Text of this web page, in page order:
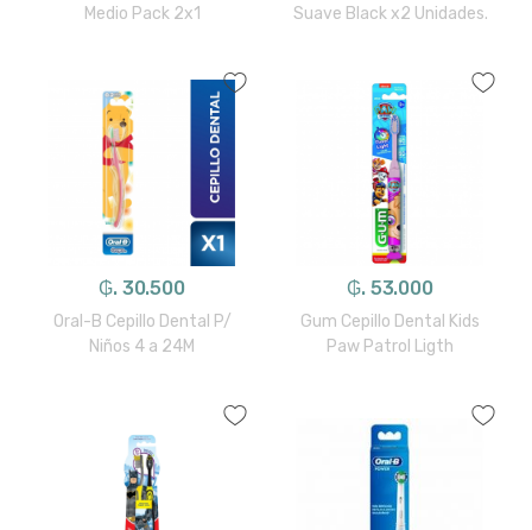
Medio Pack 2x1
Suave Black x2 Unidades.
₲. 30.500
Oral-B Cepillo Dental P/
Niños 4 a 24M
₲. 53.000
Gum Cepillo Dental Kids
Paw Patrol Ligth